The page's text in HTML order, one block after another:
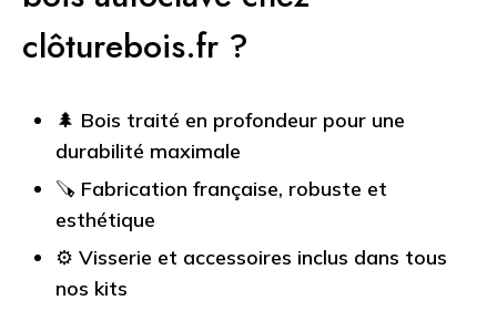
clôturebois.fr ?
🌲 Bois traité en profondeur pour une
durabilité maximale
🪚 Fabrication française, robuste et
esthétique
⚙️ Visserie et accessoires inclus dans tous
nos kits